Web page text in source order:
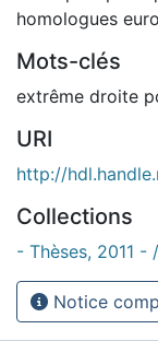
homologues
Mots-clés
extrême droite
URI
http://
Collections
- Thèses, 2011 -
Notice